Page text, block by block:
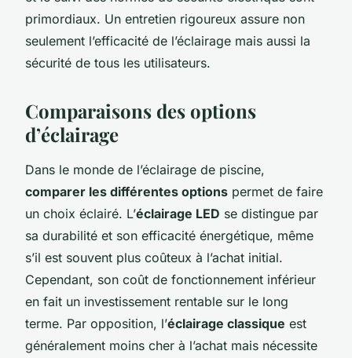
primordiaux. Un entretien rigoureux assure non
seulement l’efficacité de l’éclairage mais aussi la
sécurité de tous les utilisateurs.
Comparaisons des options
d’éclairage
Dans le monde de l’éclairage de piscine,
comparer les différentes options permet de faire
un choix éclairé. L’éclairage LED se distingue par
sa durabilité et son efficacité énergétique, même
s’il est souvent plus coûteux à l’achat initial.
Cependant, son coût de fonctionnement inférieur
en fait un investissement rentable sur le long
terme. Par opposition, l’éclairage classique est
généralement moins cher à l’achat mais nécessite